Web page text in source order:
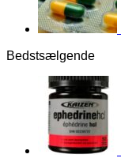
Bedstsælgende